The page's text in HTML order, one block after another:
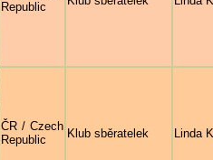
Republic
ČR / Czech
Republic
Klub sběratelek Linda